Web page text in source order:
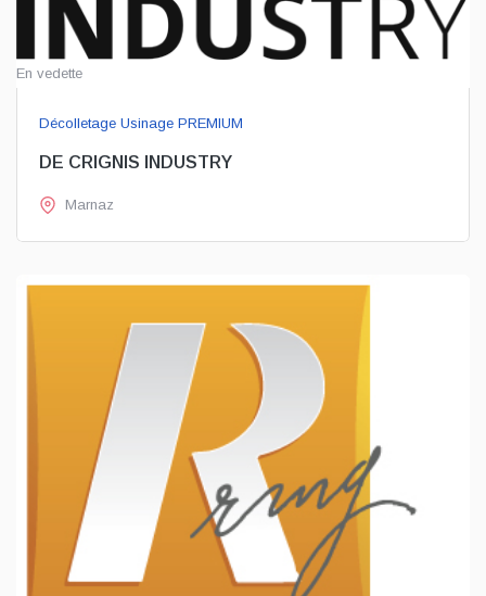
En vedette
Décolletage Usinage PREMIUM
DE CRIGNIS INDUSTRY
Marnaz